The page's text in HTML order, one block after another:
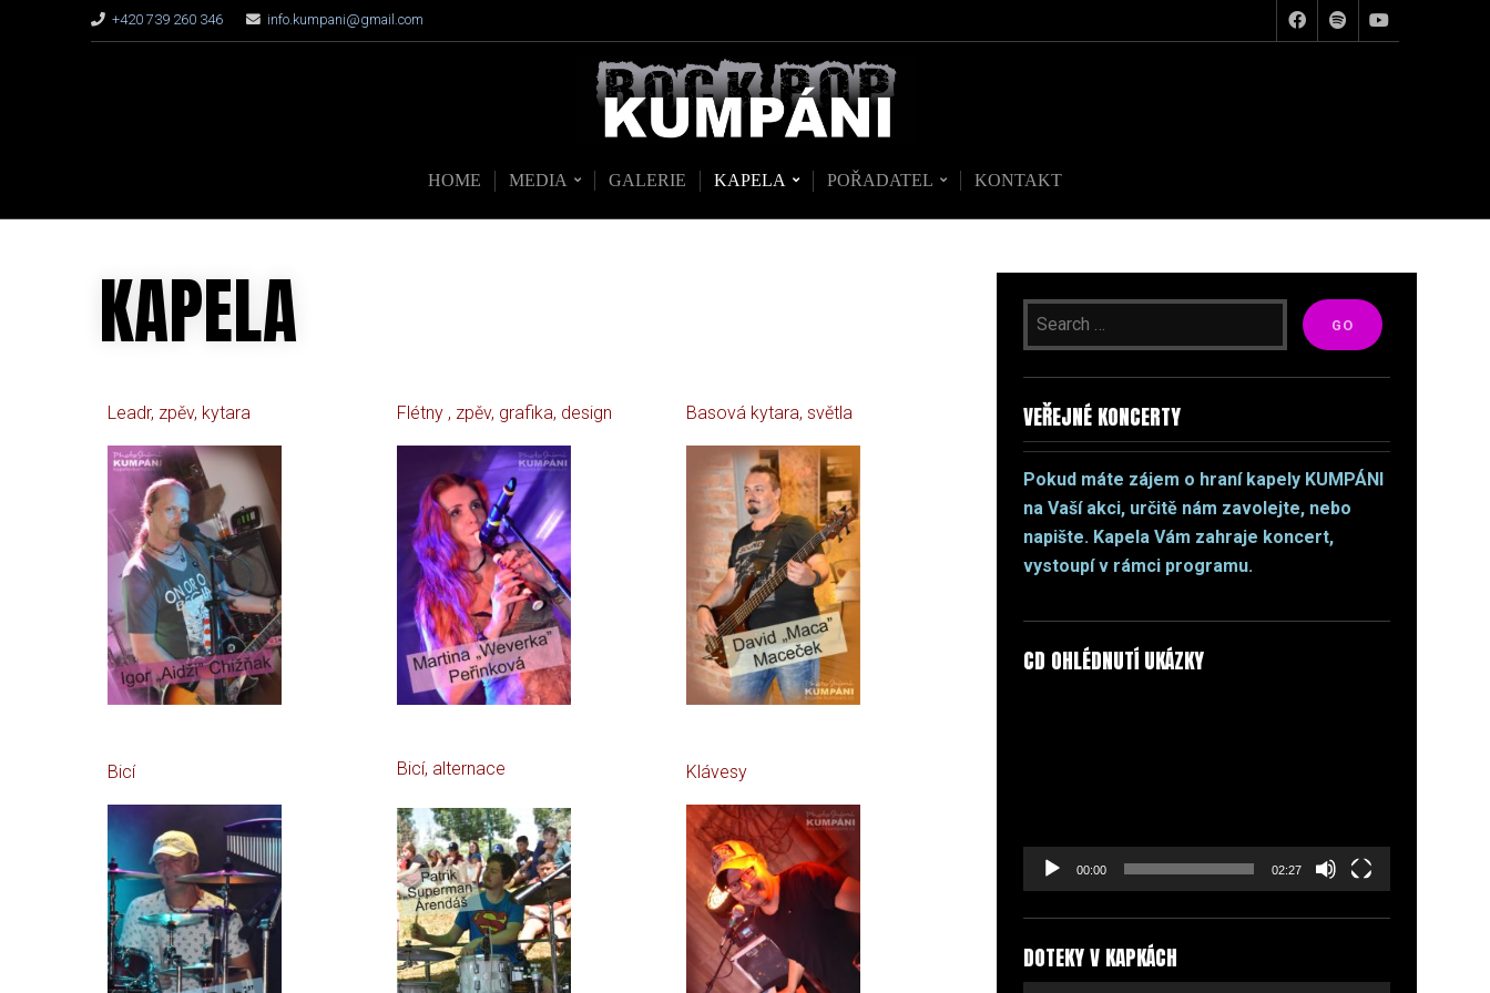
+420 739 260 346 info.kumpani@gmail.com
HOME MEDIA GALERIE KAPELA POŘADATEL KONTAKT
KAPELA
Leadr, zpěv, kytara Flétny , zpěv, grafika, design Basová kytara, světla
Bicí Bicí, alternace Klávesy
VEŘEJNÉ KONCERTY
Pokud máte zájem o hraní kapely KUMPÁNI
na Vaší akci, určitě nám zavolejte, nebo
napište. Kapela Vám zahraje koncert,
vystoupí v rámci programu.
CD OHLÉDNUTÍ UKÁZKY
00:00 02:27
DOTEKY V KAPKÁCH